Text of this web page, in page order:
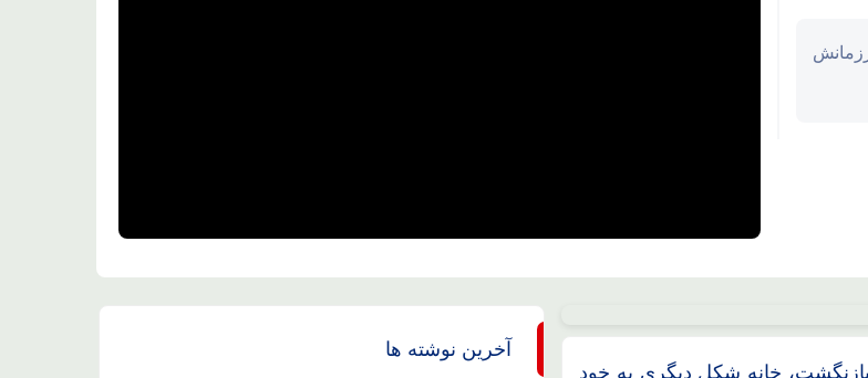
خانه شکل دیگری به خود
آخرین نوشته ها